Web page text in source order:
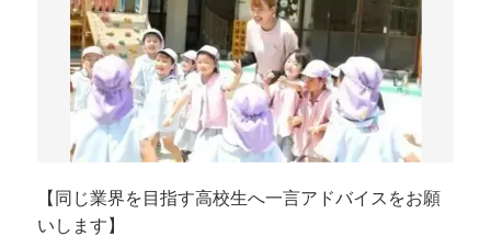
【同じ業界を目指す高校生へ一言アドバイスをお願
いします】